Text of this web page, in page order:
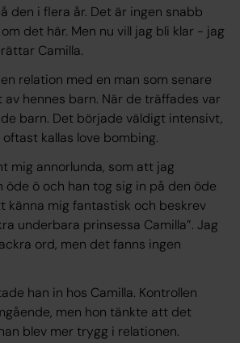
den i flera år. Det är ingen snabb
det här. Men nu vill jag bli klar - jag
Camilla.
relation med en man som senare
hennes barn. När de träffades var
barn. Det började väldigt intensivt,
kallas love bombing.
mig annorlunda, som att jag
öde ö och han tog sig in på den öde
känna mig fantastisk och beskrev
underbara prinsessa Camilla”. Jag
ord, men det fanns ingen
han in hos Camilla. Kontrollen
men hon tänkte att det
blev mer trygg i relationen.